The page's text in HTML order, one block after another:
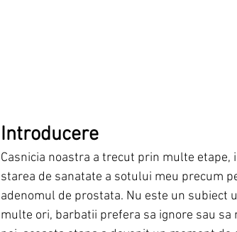
Introducere
Casnicia noastra a trecut prin multe
starea de sanatate a sotului meu precum
adenomul de prostata. Nu este un subiect
multe ori, barbatii prefera sa ignore sau